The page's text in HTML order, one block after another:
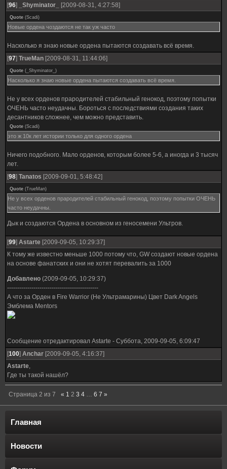
[96] _Shyminator_ [2009-08-31, 4:27:58]
Quote (Scadi)
Новые ордена чоздаются не так уж часто
Насколько я знаю новые ордена пытаются создавать всё время.
[97] TrueMan [2009-08-31, 11:44:06]
Quote ( _Shyminator_ )
Насколько я знаю новые ордена пытаются создавать всё время.
Не у всех орденов прародителей стабильный генокод, поэтому попытки
ОЧЕНЬ часто неудачны. Бороться с последствиями создания таких
десантников сложнее, чем можно представить.
Quote (Scadi)
это ж 10к лет истории только для одного ордена
Ничего подобного. Мало орденов, которым более 5-6, а иногда и 3 тысяч
лет.
[98] Tanatos [2009-09-01, 5:48:42]
Quote (TrueMan)
Не у всех орденов прародителей стабильный генокод, поэтому попытки ОЧЕНЬ
часто неудачны.
Дык и создаются Ордена в основном из геносемени Ультров.
[99] Astarte [2009-09-05, 10:29:37]
К тому же известно меньше 1000 потому что, GW cоздают новые ордена
на основе фанатских и они не хотят перевалить за 1000
Добавлено (2009-09-05, 10:29:37)
---------------------------------------------
А что за Орден в Fire Warrior (Не Ультрамарины) Цвет Dark Angels
Эмблема Mentors
Сообщение отредактировал Astarte - Суббота, 2009-09-05, 6:09:47
[100] Anchar [2009-09-05, 4:16:37]
Astarte,
Где ты такой нашёл?
Страница 2 из 7 « 1 2 3 4 … 6 7 »
Главная
Новости